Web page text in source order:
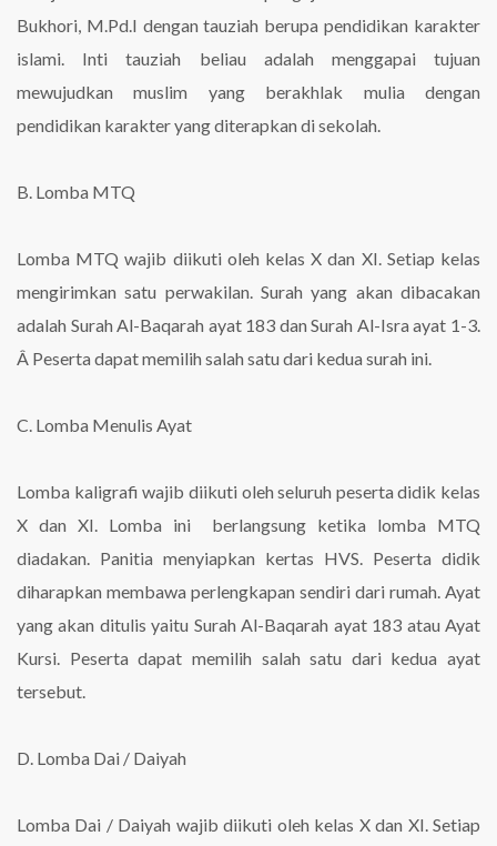
Bukhori, M.Pd.I dengan tauziah berupa pendidikan karakter
islami. Inti tauziah beliau adalah menggapai tujuan
mewujudkan muslim yang berakhlak mulia dengan
pendidikan karakter yang diterapkan di sekolah.
B. Lomba MTQ
Lomba MTQ wajib diikuti oleh kelas X dan XI. Setiap kelas
mengirimkan satu perwakilan. Surah yang akan dibacakan
adalah Surah Al-Baqarah ayat 183 dan Surah Al-Isra ayat 1-3.
Â Peserta dapat memilih salah satu dari kedua surah ini.
C. Lomba Menulis Ayat
Lomba kaligrafi wajib diikuti oleh seluruh peserta didik kelas
X dan XI. Lomba ini berlangsung ketika lomba MTQ
diadakan. Panitia menyiapkan kertas HVS. Peserta didik
diharapkan membawa perlengkapan sendiri dari rumah. Ayat
yang akan ditulis yaitu Surah Al-Baqarah ayat 183 atau Ayat
Kursi. Peserta dapat memilih salah satu dari kedua ayat
tersebut.
D. Lomba Dai / Daiyah
Lomba Dai / Daiyah wajib diikuti oleh kelas X dan XI. Setiap